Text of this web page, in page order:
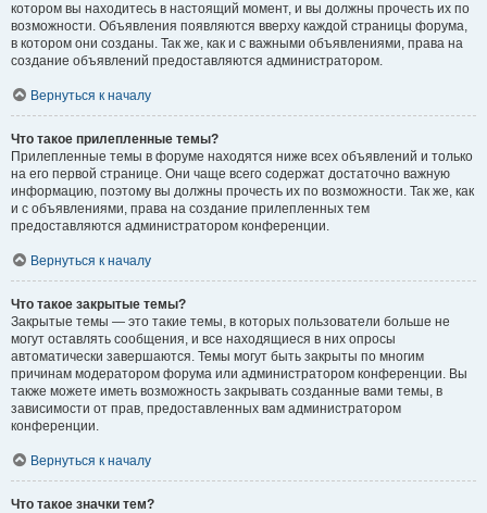
котором вы находитесь в настоящий момент, и вы должны прочесть их по
возможности. Объявления появляются вверху каждой страницы форума,
в котором они созданы. Так же, как и с важными объявлениями, права на
создание объявлений предоставляются администратором.
Вернуться к началу
Что такое прилепленные темы?
Прилепленные темы в форуме находятся ниже всех объявлений и только
на его первой странице. Они чаще всего содержат достаточно важную
информацию, поэтому вы должны прочесть их по возможности. Так же, как
и с объявлениями, права на создание прилепленных тем
предоставляются администратором конференции.
Вернуться к началу
Что такое закрытые темы?
Закрытые темы — это такие темы, в которых пользователи больше не
могут оставлять сообщения, и все находящиеся в них опросы
автоматически завершаются. Темы могут быть закрыты по многим
причинам модератором форума или администратором конференции. Вы
также можете иметь возможность закрывать созданные вами темы, в
зависимости от прав, предоставленных вам администратором
конференции.
Вернуться к началу
Что такое значки тем?